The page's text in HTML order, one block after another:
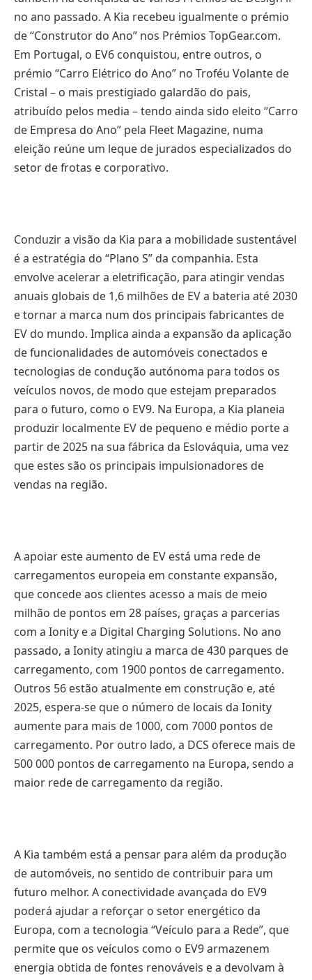
no ano passado. A Kia recebeu igualmente o prémio
de “Construtor do Ano” nos Prémios TopGear.com.
Em Portugal, o EV6 conquistou, entre outros, o
prémio “Carro Elétrico do Ano” no Troféu Volante de
Cristal – o mais prestigiado galardão do pais,
atribuído pelos media – tendo ainda sido eleito “Carro
de Empresa do Ano” pela Fleet Magazine, numa
eleição reúne um leque de jurados especializados do
setor de frotas e corporativo.
Conduzir a visão da Kia para a mobilidade sustentável
é a estratégia do “Plano S” da companhia. Esta
envolve acelerar a eletrificação, para atingir vendas
anuais globais de 1,6 milhões de EV a bateria até 2030
e tornar a marca num dos principais fabricantes de
EV do mundo. Implica ainda a expansão da aplicação
de funcionalidades de automóveis conectados e
tecnologias de condução autónoma para todos os
veículos novos, de modo que estejam preparados
para o futuro, como o EV9. Na Europa, a Kia planeia
produzir localmente EV de pequeno e médio porte a
partir de 2025 na sua fábrica da Eslováquia, uma vez
que estes são os principais impulsionadores de
vendas na região.
A apoiar este aumento de EV está uma rede de
carregamentos europeia em constante expansão,
que concede aos clientes acesso a mais de meio
milhão de pontos em 28 países, graças a parcerias
com a Ionity e a Digital Charging Solutions. No ano
passado, a Ionity atingiu a marca de 430 parques de
carregamento, com 1900 pontos de carregamento.
Outros 56 estão atualmente em construção e, até
2025, espera-se que o número de locais da Ionity
aumente para mais de 1000, com 7000 pontos de
carregamento. Por outro lado, a DCS oferece mais de
500 000 pontos de carregamento na Europa, sendo a
maior rede de carregamento da região.
A Kia também está a pensar para além da produção
de automóveis, no sentido de contribuir para um
futuro melhor. A conectividade avançada do EV9
poderá ajudar a reforçar o setor energético da
Europa, com a tecnologia “Veículo para a Rede”, que
permite que os veículos como o EV9 armazenem
energia obtida de fontes renováveis e a devolvam à